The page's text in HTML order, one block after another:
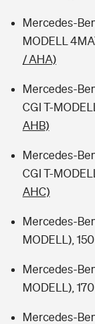
Mercedes-
MODELL
/ AHA)
Mercedes-
CGI T-
AHB)
Mercedes-
CGI T-
AHC)
Mercedes-
MODELL),
Mercedes-
MODELL),
Mercedes-